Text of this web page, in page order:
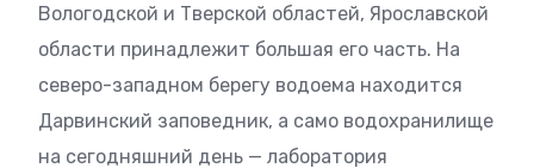
Вологодской и Тверской областей, Ярославской
области принадлежит большая его часть. На
северо-западном берегу водоема находится
Дарвинский заповедник, а само водохранилище
на сегодняшний день — лаборатория